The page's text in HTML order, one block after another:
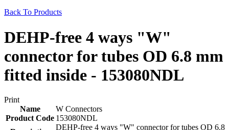
Back To Products
DEHP-free 4 ways "W"
connector for tubes OD 6.8 mm
fitted inside - 153080NDL
Print
Name
W Connectors
Product Code 153080NDL
DEHP-free 4 ways "W" connector for tubes OD 6.8